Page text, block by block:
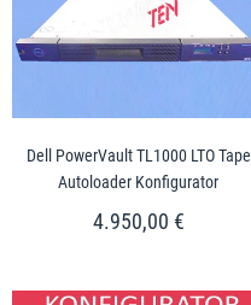
Dell PowerVault TL1000 LTO Tape
Autoloader Konfigurator
4.950,00 €